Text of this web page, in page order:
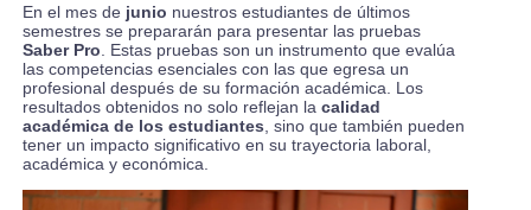
En el mes dejunio nuestros estudiantes de últimos
semestres se prepararán para presentar las pruebas
Saber Pro . Estas pruebas son un instrumento que evalúa
las competencias esenciales con las que egresa un
profesional después de su formación académica. Los
resultados obtenidos no solo reflejan la calidad
académica de los estudiantes , sino que también pueden
tener un impacto significativo en su trayectoria laboral,
académica y económica.